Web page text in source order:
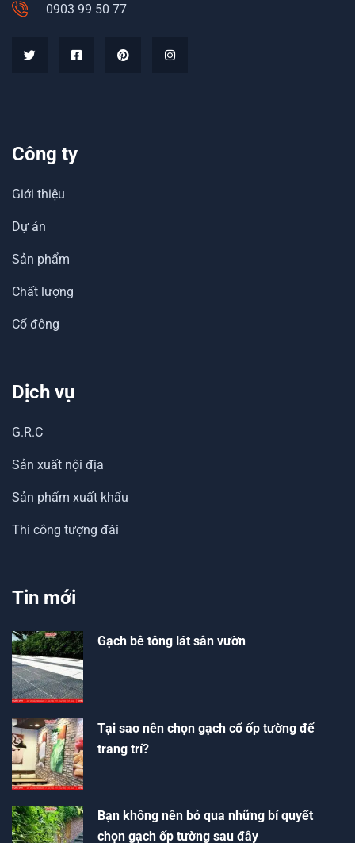
0903 99 50 77
Công ty
Giới thiệu
Dự án
Sản phẩm
Chất lượng
Cổ đông
Dịch vụ
G.R.C
Sản xuất nội địa
Sản phẩm xuất khẩu
Thi công tượng đài
Tin mới
Gạch bê tông lát sân vườn
Tại sao nên chọn gạch cổ ốp tường để
trang trí?
Bạn không nên bỏ qua những bí quyết
chọn gạch ốp tường sau đây